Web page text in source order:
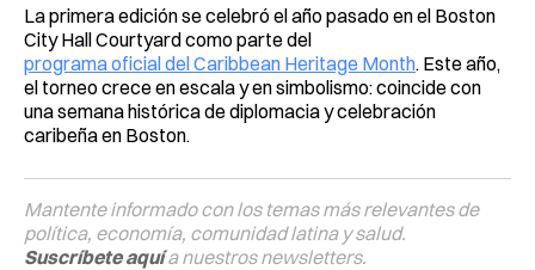
La primera edición se celebró el año pasado en el Boston
City Hall Courtyard como parte del
programa oficial del Caribbean Heritage Month. Este año,
el torneo crece en escala y en simbolismo: coincide con
una semana histórica de diplomacia y celebración
caribeña en Boston.
Mantente informado con los temas más relevantes de
política, economía, comunidad latina y salud.
Suscríbete aquía nuestros newsletters.